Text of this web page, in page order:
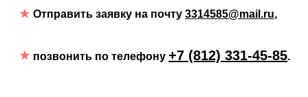
Отправить заявку на почту3314585@mail.ru,
позвонить по телефону+7 (812) 331-45-85.